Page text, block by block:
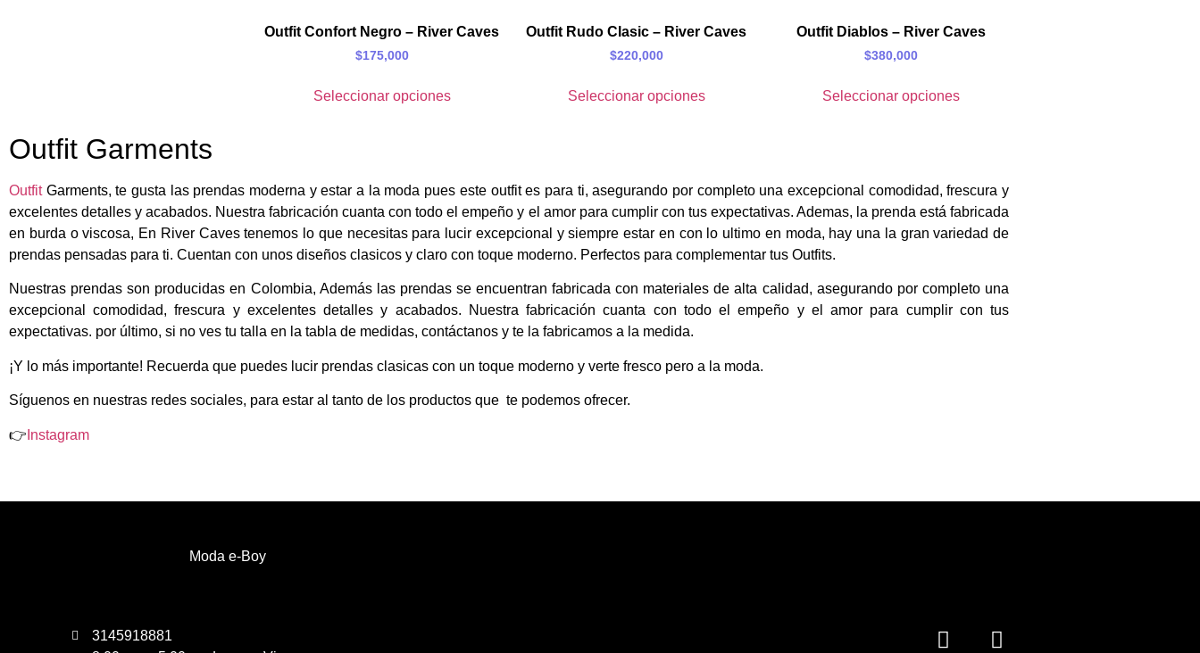
Outfit Confort Negro – River Caves
$175,000
Seleccionar opciones
Outfit Rudo Clasic – River Caves
$220,000
Seleccionar opciones
Outfit Diablos – River Caves
$380,000
Seleccionar opciones
Outfit Garments
OutfitGarments, te gusta las prendas moderna y estar a la moda pues este outfit es para ti, asegurando por completo una excepcional comodidad, frescura y
excelentes detalles y acabados. Nuestra fabricación cuanta con todo el empeño y el amor para cumplir con tus expectativas. Ademas, la prenda está fabricada
en burda o viscosa, En River Caves tenemos lo que necesitas para lucir excepcional y siempre estar en con lo ultimo en moda, hay una la gran variedad de
prendas pensadas para ti. Cuentan con unos diseños clasicos y claro con toque moderno. Perfectos para complementar tus Outfits.
Nuestras prendas son producidas en Colombia, Además las prendas se encuentran fabricada con materiales de alta calidad, asegurando por completo una
excepcional comodidad, frescura y excelentes detalles y acabados. Nuestra fabricación cuanta con todo el empeño y el amor para cumplir con tus
expectativas. por último, si no ves tu talla en la tabla de medidas, contáctanos y te la fabricamos a la medida.
¡Y lo más importante! Recuerda que puedes lucir prendas clasicas con un toque moderno y verte fresco pero a la moda.
Síguenos en nuestras redes sociales, para estar al tanto de los productos que te podemos ofrecer.
👉 Instagram
Moda e-Boy
3145918881